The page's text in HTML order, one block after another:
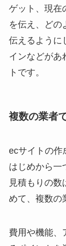
ゲット、現在
を伝え、どの
伝えるように
インなどがあ
トです。
複数の業者
ecサイトの作
はじめから一
見積もりの数
めて、複数の
費用や機能、